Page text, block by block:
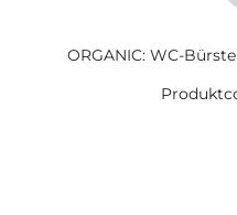
ORGANIC: WC-